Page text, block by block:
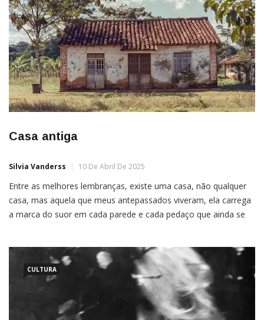
Casa antiga
Silvia Vanderss 10 De Abril De 2025
Entre as melhores lembranças, existe uma casa, não qualquer
casa, mas aquela que meus antepassados viveram, ela carrega
a marca do suor em cada parede e cada pedaço que ainda se
Em partes […]
CULTURA